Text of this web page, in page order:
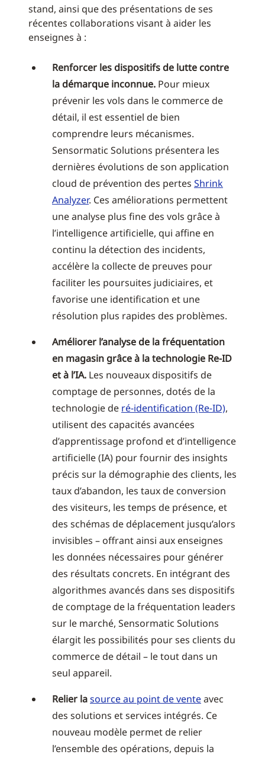
stand, ainsi que des présentations de ses
récentes collaborations visant à aider les
enseignes à :
Renforcer les dispositifs de lutte contre
la démarque inconnue. Pour mieux
prévenir les vols dans le commerce de
détail, il est essentiel de bien
comprendre leurs mécanismes.
Sensormatic Solutions présentera les
dernières évolutions de son application
cloud de prévention des pertes Shrink
Analyzer. Ces améliorations permettent
une analyse plus fine des vols grâce à
l’intelligence artificielle, qui affine en
continu la détection des incidents,
accélère la collecte de preuves pour
faciliter les poursuites judiciaires, et
favorise une identification et une
résolution plus rapides des problèmes.
Améliorer l’analyse de la fréquentation
en magasin grâce à la technologie Re-ID
et à l’IA. Les nouveaux dispositifs de
comptage de personnes, dotés de la
technologie de ré-identification (Re-ID),
utilisent des capacités avancées
d’apprentissage profond et d’intelligence
artificielle (IA) pour fournir des insights
précis sur la démographie des clients, les
taux d’abandon, les taux de conversion
des visiteurs, les temps de présence, et
des schémas de déplacement jusqu’alors
invisibles – offrant ainsi aux enseignes
les données nécessaires pour générer
des résultats concrets. En intégrant des
algorithmes avancés dans ses dispositifs
de comptage de la fréquentation leaders
sur le marché, Sensormatic Solutions
élargit les possibilités pour ses clients du
commerce de détail – le tout dans un
seul appareil.
Relier lasource au point de venteavec
des solutions et services intégrés. Ce
nouveau modèle permet de relier
l’ensemble des opérations, depuis la